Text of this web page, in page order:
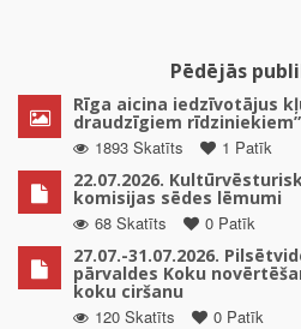
Pēdējās
Rīga aicina iedzīvotājus
draudzīgiem rīdziniekiem”
1893 Skatīts
1 Patīk
22.07.2026.
komisijas sēdes lēmumi
68 Skatīts
0 Patīk
27.07.-31.07.2026.
pārvaldes Koku
koku ciršanu
120 Skatīts
0 Patīk